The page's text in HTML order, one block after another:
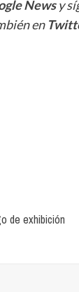
Newsy
en
de exhibición